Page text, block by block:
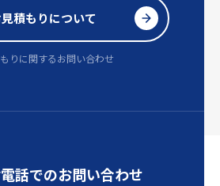
積もりについて
りに関するお問い合わせ
話でのお問い合わせ